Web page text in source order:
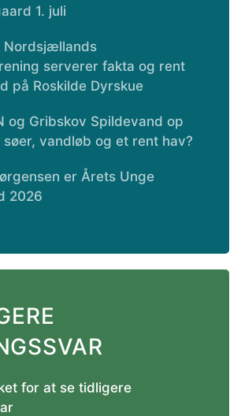
1. juli
Nordsjællands
serverer fakta og rent
på Roskilde Dyrskue
og Gribskov Spildevand op
søer, vandløb og et rent hav?
er Årets Unge
2026
for at se tidligere